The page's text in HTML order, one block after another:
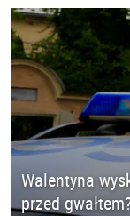
Walentyna
przed